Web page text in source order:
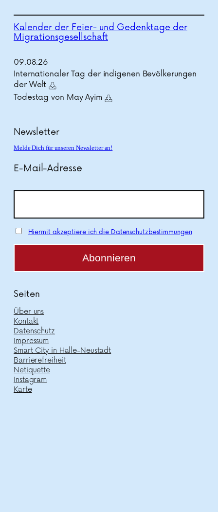
Kalender der Feier- und Gedenktage der
Migrationsgesellschaft
09.08.26
Internationaler Tag der indigenen Bevölkerungen
der Welt
Todestag von May Ayim
Newsletter
Melde Dich für unseren Newsletter an!
E-Mail-Adresse
Hiermit akzeptiere ich die Datenschutzbestimmungen
Seiten
Über uns
Kontakt
Datenschutz
Impressum
Smart City in Halle-Neustadt
Barrierefreiheit
Netiquette
Instagram
Karte